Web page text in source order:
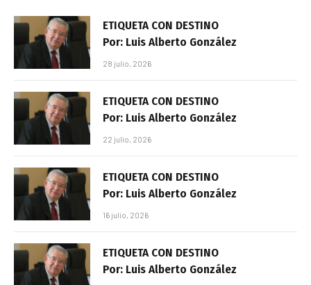
ETIQUETA CON DESTINO
Por: Luis Alberto González
28 julio, 2026
ETIQUETA CON DESTINO
Por: Luis Alberto González
22 julio, 2026
ETIQUETA CON DESTINO
Por: Luis Alberto González
16 julio, 2026
ETIQUETA CON DESTINO
Por: Luis Alberto González